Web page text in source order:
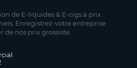
de E-liquides & E-cigs à prix
Enregistrez-votre entreprise
nos prix grossiste.